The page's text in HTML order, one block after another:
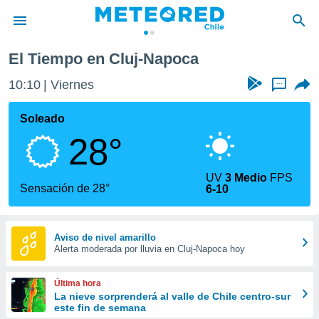
de
por
que se
calidad.
a este
las
y
forma
digital
basada
El Tiempo en Cluj-Napoca
10:10 Viernes ...
Soleado
28°
Sensación de 28°
UV3 Medio FPS
6-10
Aviso de nivel amarillo
Alerta moderada por lluvia en Cluj-Napoca hoy
Última hora
La nieve sorprenderá al valle de Chile centro-sur
este fin de semana